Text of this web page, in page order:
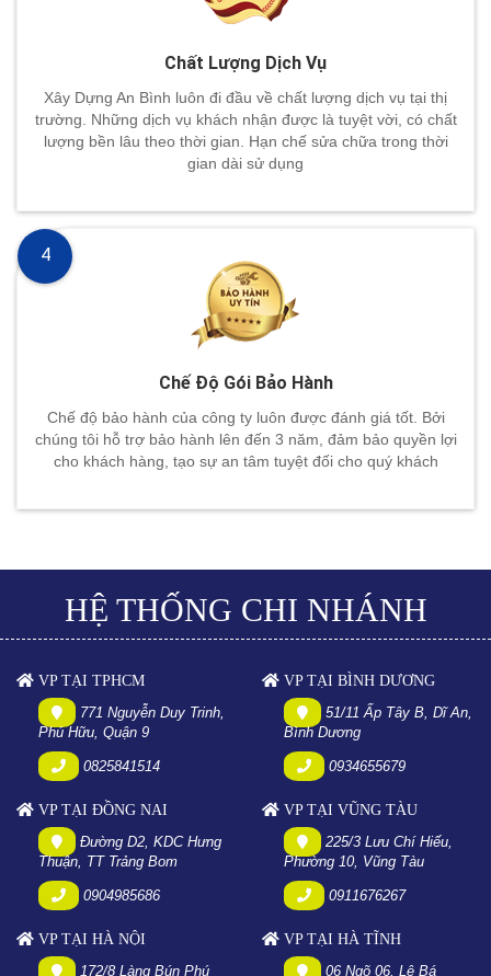
Chất Lượng Dịch Vụ
Xây Dựng An Bình luôn đi đầu về chất lượng dịch vụ tại thị
trường. Những dịch vụ khách nhận được là tuyệt vời, có chất
lượng bền lâu theo thời gian. Hạn chế sửa chữa trong thời
gian dài sử dụng
Chế Độ Gói Bảo Hành
Chế độ bảo hành của công ty luôn được đánh giá tốt. Bởi
chúng tôi hỗ trợ bảo hành lên đến 3 năm, đảm bảo quyền lợi
cho khách hàng, tạo sự an tâm tuyệt đối cho quý khách
4
HỆ THỐNG CHI NHÁNH
VP TẠI TPHCM
771 Nguyễn Duy Trinh,
Phú Hữu, Quận 9
0825841514
VP TẠI BÌNH DƯƠNG
51/11 Ấp Tây B, Dĩ An,
Bình Dương
0934655679
VP TẠI ĐỒNG NAI
Đường D2, KDC Hưng
Thuận, TT Trảng Bom
0904985686
VP TẠI VŨNG TÀU
225/3 Lưu Chí Hiếu,
Phường 10, Vũng Tàu
0911676267
VP TẠI HÀ NỘI
172/8 Làng Bún Phú
VP TẠI HÀ TĨNH
06 Ngõ 06, Lê Bá